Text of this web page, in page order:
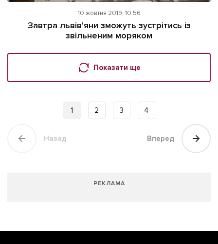
10 жовтня 2019, 10:56
Завтра львів'яни зможуть зустрітись із
звільненим моряком
Показати ще
Назад
1 2 3 4
Вперед
РЕКЛАМА